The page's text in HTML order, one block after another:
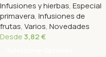
Infusiones y hierbas, Especial
primavera, Infusiones de
frutas, Varios, Novedades
Desde3,82€